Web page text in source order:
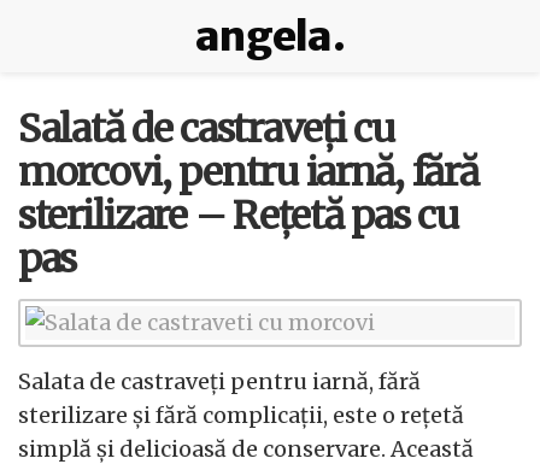
angela.
Salată de castraveți cu
morcovi, pentru iarnă, fără
sterilizare – Rețetă pas cu
pas
Salata de castraveți pentru iarnă, fără
sterilizare și fără complicații, este o rețetă
simplă și delicioasă de conservare. Această